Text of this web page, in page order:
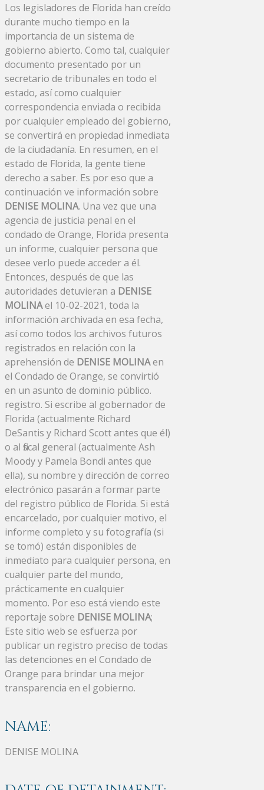
Los legisladores de Florida han creído
durante mucho tiempo en la
importancia de un sistema de
gobierno abierto. Como tal, cualquier
documento presentado por un
secretario de tribunales en todo el
estado, así como cualquier
correspondencia enviada o recibida
por cualquier empleado del gobierno,
se convertirá en propiedad inmediata
de la ciudadanía. En resumen, en el
estado de Florida, la gente tiene
derecho a saber. Es por eso que a
continuación ve información sobre
DENISE MOLINA. Una vez que una
agencia de justicia penal en el
condado de Orange, Florida presenta
un informe, cualquier persona que
desee verlo puede acceder a él.
Entonces, después de que las
autoridades detuvieran a DENISE
MOLINAel 10-02-2021, toda la
información archivada en esa fecha,
así como todos los archivos futuros
registrados en relación con la
aprehensión de DENISE MOLINAen
el Condado de Orange, se convirtió
en un asunto de dominio público.
registro. Si escribe al gobernador de
Florida (actualmente Richard
DeSantis y Richard Scott antes que él)
o al fiscal general (actualmente Ash
Moody y Pamela Bondi antes que
ella), su nombre y dirección de correo
electrónico pasarán a formar parte
del registro público de Florida. Si está
encarcelado, por cualquier motivo, el
informe completo y su fotografía (si
se tomó) están disponibles de
inmediato para cualquier persona, en
cualquier parte del mundo,
prácticamente en cualquier
momento. Por eso está viendo este
reportaje sobre DENISE MOLINA;
Este sitio web se esfuerza por
publicar un registro preciso de todas
las detenciones en el Condado de
Orange para brindar una mejor
transparencia en el gobierno.
NAME:
DENISE MOLINA